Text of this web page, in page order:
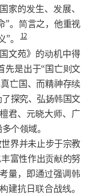
家的发生、发展、
”。简言之，他重视
”。12
文苑》的动机中得
先是出于“国亡则文
亡国、而精神存续
探究、弘扬韩国文
君、元晓大师、广
个领域。
界并未止步于宗教
富性作出贡献的努
量，即通过强调韩
建抗日联合战线。